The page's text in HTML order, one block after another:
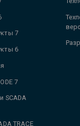
7
6
7
SCADA
TRACE